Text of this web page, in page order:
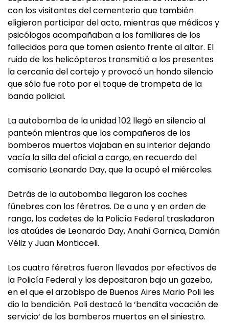
con los visitantes del cementerio que también
eligieron participar del acto, mientras que médicos y
psicólogos acompañaban a los familiares de los
fallecidos para que tomen asiento frente al altar. El
ruido de los helicópteros transmitió a los presentes
la cercanía del cortejo y provocó un hondo silencio
que sólo fue roto por el toque de trompeta de la
banda policial.
La autobomba de la unidad 102 llegó en silencio al
panteón mientras que los compañeros de los
bomberos muertos viajaban en su interior dejando
vacía la silla del oficial a cargo, en recuerdo del
comisario Leonardo Day, que la ocupó el miércoles.
Detrás de la autobomba llegaron los coches
fúnebres con los féretros. De a uno y en orden de
rango, los cadetes de la Policía Federal trasladaron
los ataúdes de Leonardo Day, Anahí Garnica, Damián
Véliz y Juan Monticceli.
Los cuatro féretros fueron llevados por efectivos de
la Policía Federal y los depositaron bajo un gazebo,
en el que el arzobispo de Buenos Aires Mario Poli les
dio la bendición. Poli destacó la ‘bendita vocación de
servicio‘ de los bomberos muertos en el siniestro.